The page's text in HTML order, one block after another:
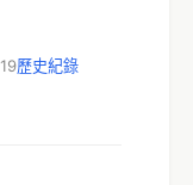
歷史紀錄